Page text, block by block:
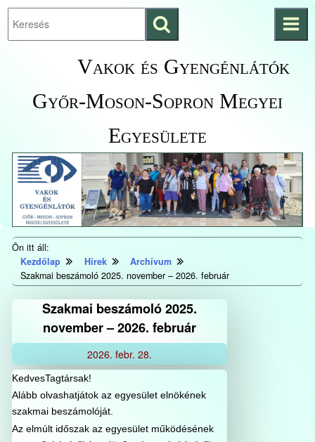
Ugrás a fő
KezdőlapraVakok és Gyengénlátók
Győr-Moson-Sopron Megyei
Egyesülete
Keresés
indítása
Ön itt áll:
Kezdőlap
Hírek
Archívum
Szakmai beszámoló 2025. november – 2026. február
Szakmai beszámoló 2025.
november – 2026. február
2026. febr. 28.
KedvesTagtársak!
Alább olvashatjátok az egyesület elnökének
szakmai beszámolóját.
Az elmúlt időszak az egyesület működésének